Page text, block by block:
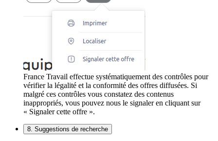
France Travail effectue systématiquement des contrôles pour
vérifier la légalité et la conformité des offres diffusées. Si
malgré ces contrôles vous constatez des contenus
inappropriés, vous pouvez nous le signaler en cliquant sur
« Signaler cette offre ».
8. Suggestions de recherche